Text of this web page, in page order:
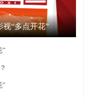
“多点开花”
”
”